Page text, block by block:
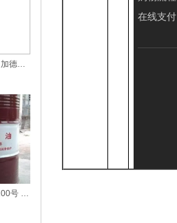
通用乳化切削液 加德士3180切削液 200L
长城L-G导轨油100号 200L
在线支付